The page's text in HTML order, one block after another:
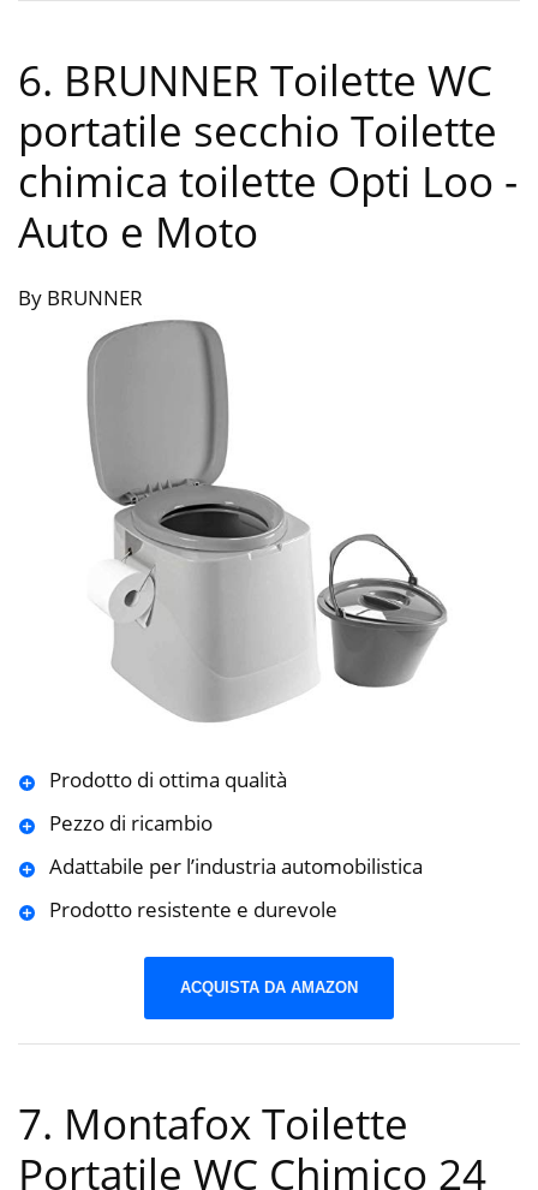
6. BRUNNER Toilette WC
portatile secchio Toilette
chimica toilette Opti Loo -
Auto e Moto
By BRUNNER
Prodotto di ottima qualità
Pezzo di ricambio
Adattabile per l’industria automobilistica
Prodotto resistente e durevole
ACQUISTA DA AMAZON
7. Montafox Toilette
Portatile WC Chimico 24